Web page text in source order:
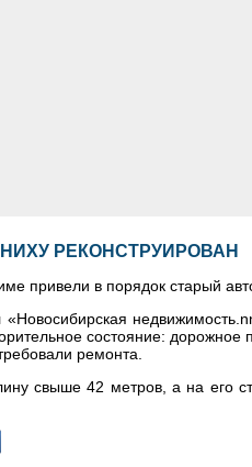
РЕКОНСТРУИРОВАН
привели в порядок старый
состояние: дорожное
ремонта.
свыше 42 метров, а на его